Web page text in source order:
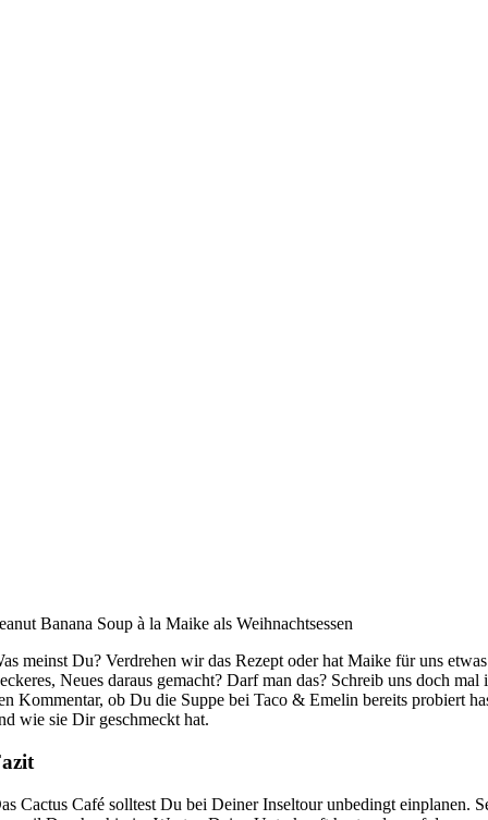
Banana Soup à la Maike als Weihnachtsessen
meinst Du? Verdrehen wir das Rezept oder hat Maike für uns etwas
Neues daraus gemacht? Darf man das? Schreib uns doch mal
Kommentar, ob Du die Suppe bei Taco & Emelin bereits probiert
wie sie Dir geschmeckt hat.
Cactus Café solltest Du bei Deiner Inseltour unbedingt einplanen.